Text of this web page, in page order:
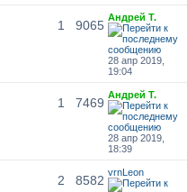
1 9065
Андрей Т.
28 апр 2019,
19:04
1 7469
Андрей Т.
28 апр 2019,
18:39
2 8582
vrnLeon